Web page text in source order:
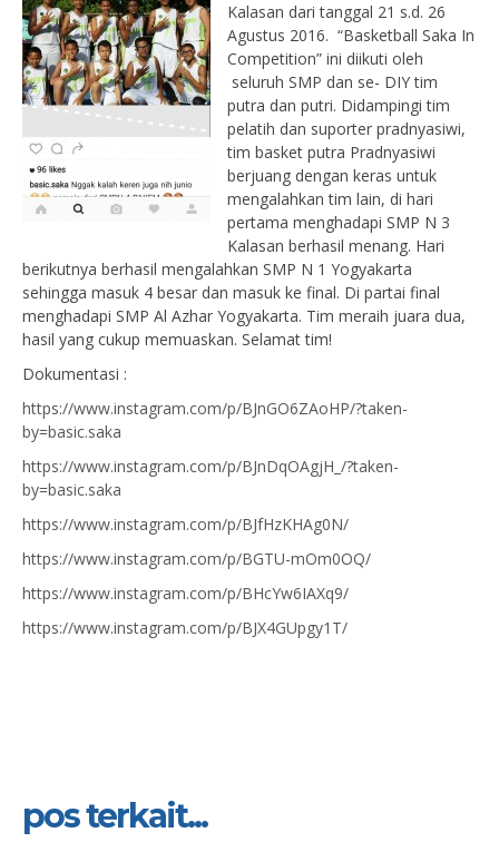
Kalasan dari tanggal 21 s.d. 26
Agustus 2016. “Basketball Saka In
Competition” ini diikuti oleh
seluruh SMP dan se- DIY tim
putra dan putri. Didampingi tim
pelatih dan suporter pradnyasiwi,
tim basket putra Pradnyasiwi
berjuang dengan keras untuk
mengalahkan tim lain, di hari
pertama menghadapi SMP N 3
Kalasan berhasil menang. Hari
berikutnya berhasil mengalahkan SMP N 1 Yogyakarta
sehingga masuk 4 besar dan masuk ke final. Di partai final
menghadapi SMP Al Azhar Yogyakarta. Tim meraih juara dua,
hasil yang cukup memuaskan. Selamat tim!
Dokumentasi :
https://www.instagram.com/p/BJnGO6ZAoHP/?taken-
by=basic.saka
https://www.instagram.com/p/BJnDqOAgjH_/?taken-
by=basic.saka
https://www.instagram.com/p/BJfHzKHAg0N/
https://www.instagram.com/p/BGTU-mOm0OQ/
https://www.instagram.com/p/BHcYw6IAXq9/
https://www.instagram.com/p/BJX4GUpgy1T/
pos terkait...